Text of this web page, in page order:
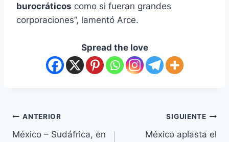
burocráticos como si fueran grandes
corporaciones”, lamentó Arce.
Spread the love
ANTERIOR
México – Sudáfrica, en
SIGUIENTE
México aplasta el